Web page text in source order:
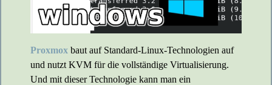
Proxmox baut auf Standard-Linux-Technologien auf
und nutzt KVM für die vollständige Virtualisierung.
Und mit dieser Technologie kann man ein